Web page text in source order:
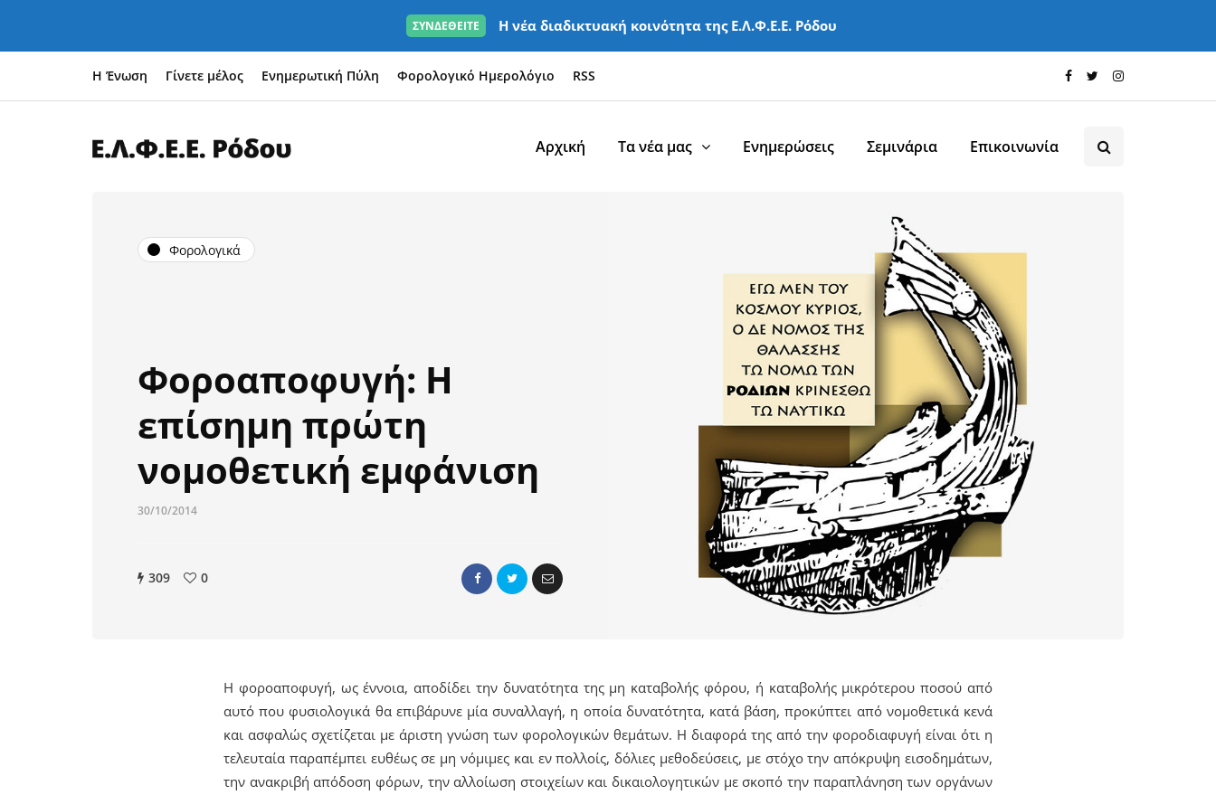
ΣΥΝΔΕΘΕΙΤΕ Η νέα διαδικτυακή κοινότητα της Ε.Λ.Φ.Ε.Ε. Ρόδου
Η Ένωση Γίνετε μέλος Ενημερωτική Πύλη Φορολογικό Ημερολόγιο RSS
Αρχική Τα νέα μας Ενημερώσεις Σεμινάρια Επικοινωνία
Φορολογικά
Φοροαποφυγή: Η
επίσημη πρώτη
νομοθετική εμφάνιση
30/10/2014
309 0
Η φοροαποφυγή, ως έννοια, αποδίδει την δυνατότητα της μη καταβολής φόρου, ή καταβολής μικρότερου ποσού από
αυτό που φυσιολογικά θα επιβάρυνε μία συναλλαγή, η οποία δυνατότητα, κατά βάση, προκύπτει από νομοθετικά κενά
και ασφαλώς σχετίζεται με άριστη γνώση των φορολογικών θεμάτων. Η διαφορά της από την φοροδιαφυγή είναι ότι η
τελευταία παραπέμπει ευθέως σε μη νόμιμες και εν πολλοίς, δόλιες μεθοδεύσεις, με στόχο την απόκρυψη εισοδημάτων,
την ανακριβή απόδοση φόρων, την αλλοίωση στοιχείων και δικαιολογητικών με σκοπό την παραπλάνηση των οργάνων